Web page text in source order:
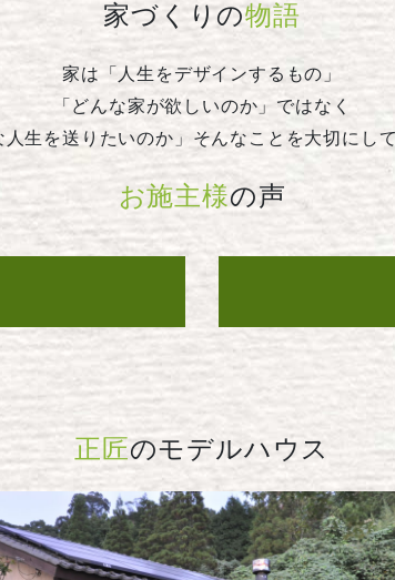
家づくりの物語
家は「人生をデザインするもの」
「どんな家が欲しいのか」ではなく
人生を送りたいのか」そんなことを大切にし
お施主様の声
正匠のモデルハウス